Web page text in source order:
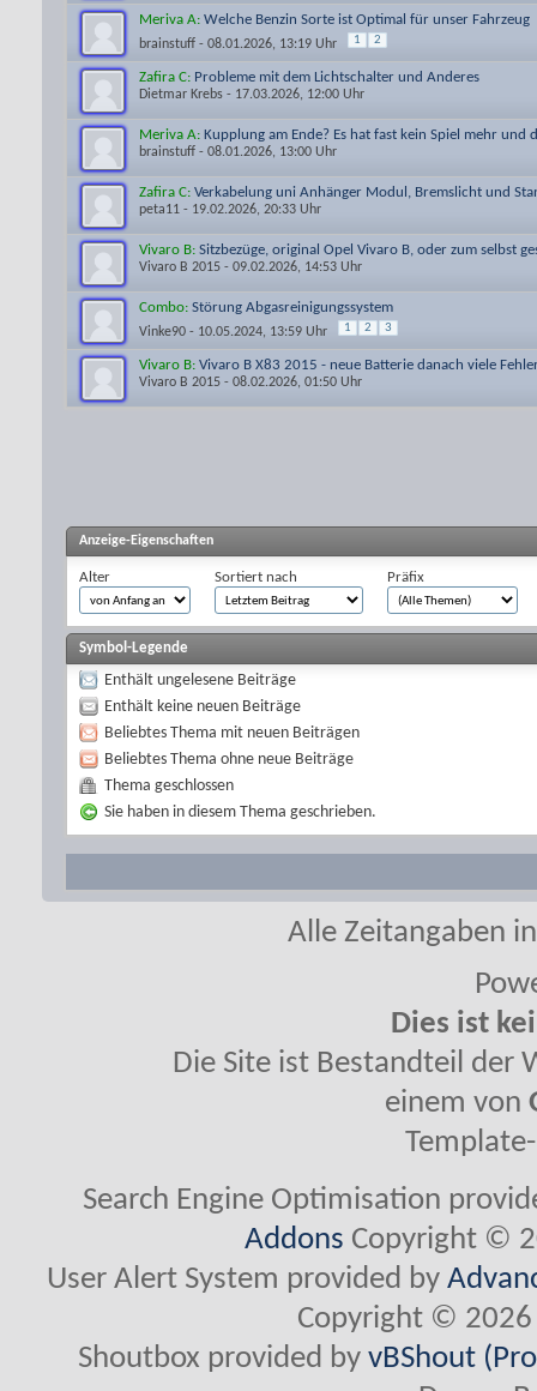
Meriva A: Welche Benzin Sorte ist Optimal für unser Fahrzeug
brainstuff - 08.01.2026, 13:19 Uhr 1 2
Zafira C: Probleme mit dem Lichtschalter und Anderes
Dietmar Krebs - 17.03.2026, 12:00 Uhr
Meriva A: Kupplung am Ende? Es hat fast kein Spiel mehr
brainstuff - 08.01.2026, 13:00 Uhr
Zafira C: Verkabelung uni Anhänger Modul, Bremslicht und
peta11 - 19.02.2026, 20:33 Uhr
Vivaro B: Sitzbezüge, original Opel Vivaro B, oder zum selbst
Vivaro B 2015 - 09.02.2026, 14:53 Uhr
Combo: Störung Abgasreinigungssystem
Vinke90 - 10.05.2024, 13:59 Uhr 1 2 3
Vivaro B: Vivaro B X83 2015 - neue Batterie danach viele
Vivaro B 2015 - 08.02.2026, 01:50 Uhr
Anzeige-Eigenschaften
Alter Sortiert nach Präfix
Symbol-Legende
Enthält ungelesene Beiträge
Enthält keine neuen Beiträge
Beliebtes Thema mit neuen Beiträgen
Beliebtes Thema ohne neue Beiträge
Thema geschlossen
Sie haben in diesem Thema geschrieben.
Alle Zeitangaben
Dies ist
Die Site ist Bestandteil der
einem von
Search Engine Optimisation
Addons Copyright ©
User Alert System provided by
Copyright © 2026
Shoutbox provided byvBShout